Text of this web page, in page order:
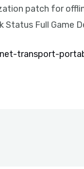
patch for
Status Full Game
transport-